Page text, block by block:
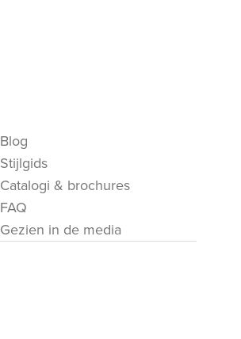
Blog
Stijlgids
Catalogi & brochures
FAQ
Gezien in de media